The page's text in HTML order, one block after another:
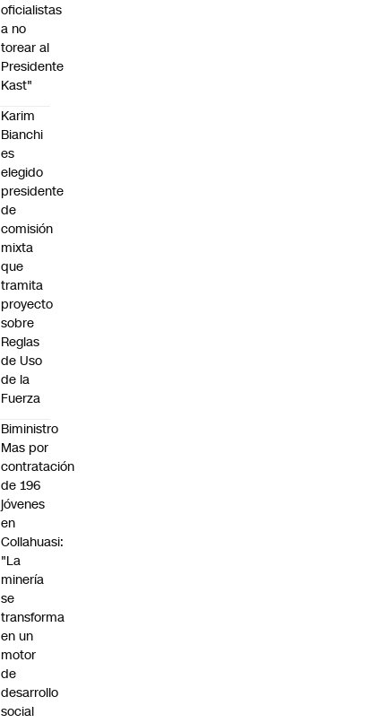
oficialistas
a no
torear al
Presidente
Kast"
Karim
Bianchi
es
elegido
presidente
de
comisión
mixta
que
tramita
proyecto
sobre
Reglas
de Uso
de la
Fuerza
Biministro
Mas por
contratación
de 196
jóvenes
en
Collahuasi:
"La
minería
se
transforma
en un
motor
de
desarrollo
social